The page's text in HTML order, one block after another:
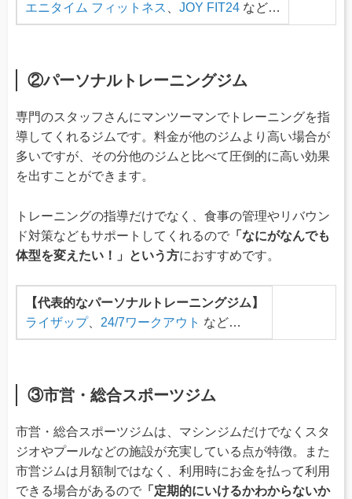
エニタイム フィットネス
JOY FIT24 など…
②パーソナルトレーニングジム
専門のスタッフさんにマンツーマンでトレーニングを指
導してくれるジムです。料金が他のジムより高い場合が
多いですが、その分他のジムと比べて圧倒的に高い効果
を出すことができます。
トレーニングの指導だけでなく、食事の管理やリバウン
ド対策などもサポートしてくれるので 「なにがなんでも
体型を変えたい！」という方におすすめです。
【代表的なパーソナルトレーニングジム】
ライザップ、 24/7ワークアウト など…
③市営・総合スポーツジム
市営・総合スポーツジムは、マシンジムだけでなくスタ
ジオやプールなどの施設が充実している点が特徴。また
市営ジムは月額制ではなく、利用時にお金を払って利用
できる場合があるので 「定期的にいけるかわからないか